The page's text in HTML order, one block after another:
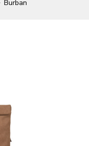
Burban